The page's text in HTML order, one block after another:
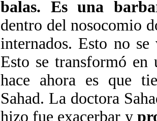
balas. Es una
dentro del nosocomio
internados. Esto no se
Esto se transformó
hace ahora es que
Sahad. La doctora
hizo fue exacerbar y